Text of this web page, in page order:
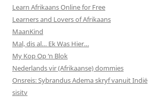
Learn Afrikaans Online for Free
Learners and Lovers of Afrikaans
MaanKind
Mal, dis al… Ek Was Hier…
My Kop Op ‘n Blok
Nederlands vir (Afrikaanse) dommies
Onsreis: Sybrandus Adema skryf vanuit Indië
sisitv